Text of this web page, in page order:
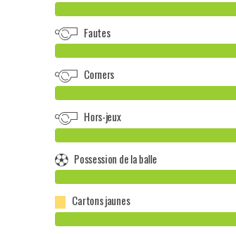
Fautes
Corners
Hors-jeux
Possession de la balle
Cartons jaunes